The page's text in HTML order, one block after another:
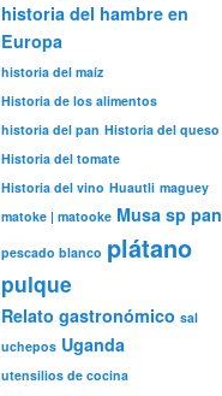
historia del hambre en
Europa
historia del maíz
Historia de los alimentos
historia del pan Historia del queso
Historia del tomate
Historia del vino Huautli maguey
matoke | matooke Musa sp pan
pescado blanco plátano
pulque
Relato gastronómico sal
uchepos Uganda
utensilios de cocina